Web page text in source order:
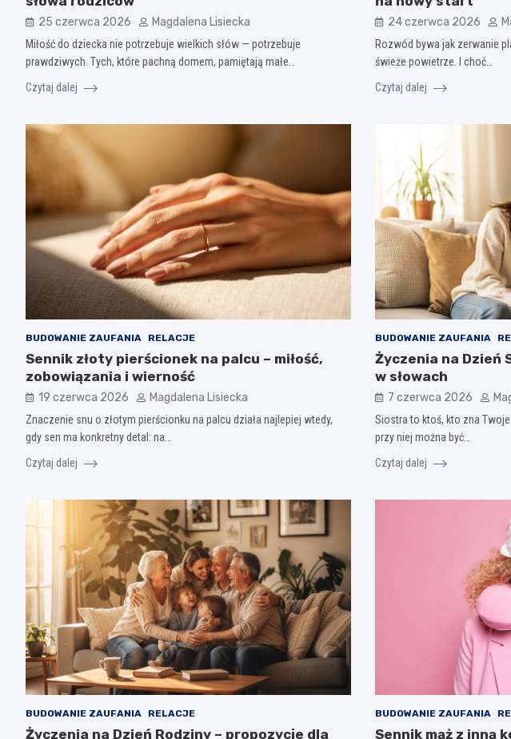
25 czerwca 2026 Magdalena Lisiecka
Miłość do dziecka nie potrzebuje wielkich słów — potrzebuje
prawdziwych. Tych, które pachną domem, pamiętają małe…
Czytaj dalej
24 czerwca 2026
Rozwód bywa jak zerwanie
świeże powietrze. I choć…
Czytaj dalej
BUDOWANIE ZAUFANIA RELACJE
Sennik złoty pierścionek na palcu – miłość,
zobowiązania i wierność
19 czerwca 2026 Magdalena Lisiecka
Znaczenie snu o złotym pierścionku na palcu działa najlepiej wtedy,
gdy sen ma konkretny detal: na…
Czytaj dalej
BUDOWANIE ZAUFANIA
Życzenia na Dzień
w słowach
7 czerwca 2026
Siostra to ktoś, kto zna Twoje
przy niej można być…
Czytaj dalej
BUDOWANIE ZAUFANIA RELACJE
Życzenia na Dzień Rodziny – propozycje dla
BUDOWANIE ZAUFANIA
Sennik mąż z inną